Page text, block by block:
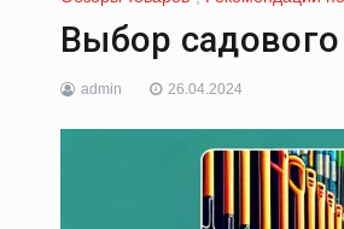
Выбор
admin 26.04.2024